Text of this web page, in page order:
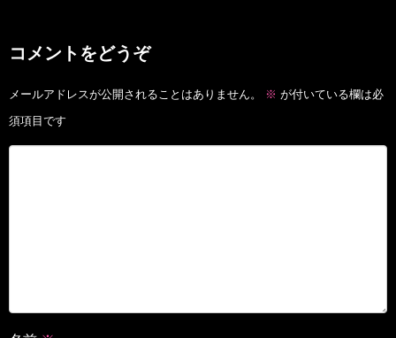
コメントをどうぞ
メールアドレスが公開されることはありません。 ※ が付いている欄は必
須項目です